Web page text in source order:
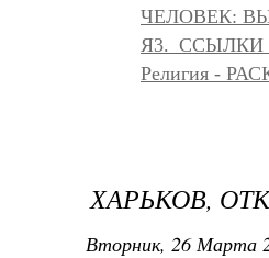
ЧЕЛОВЕК:
Религия -
ХАРЬКОВ,
Вторник, 26 Марта